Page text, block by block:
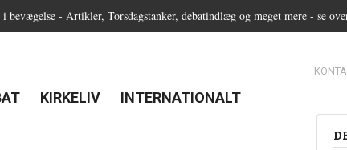
bevægelse - Artikler, Torsdagstanker, debatindlæg og meget mere - se
13.0:
21.0:
KIRKELIV 22.0:
INTERNATIONALT